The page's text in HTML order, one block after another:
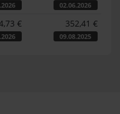
02.06.2026
€ 352,41 €
09.08.2025